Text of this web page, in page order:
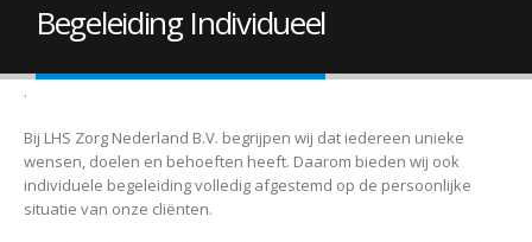
Begeleiding Individueel
.
Bij LHS Zorg Nederland B.V. begrijpen wij dat iedereen unieke
wensen, doelen en behoeften heeft. Daarom bieden wij ook
individuele begeleiding volledig afgestemd op de persoonlijke
situatie van onze cliënten.